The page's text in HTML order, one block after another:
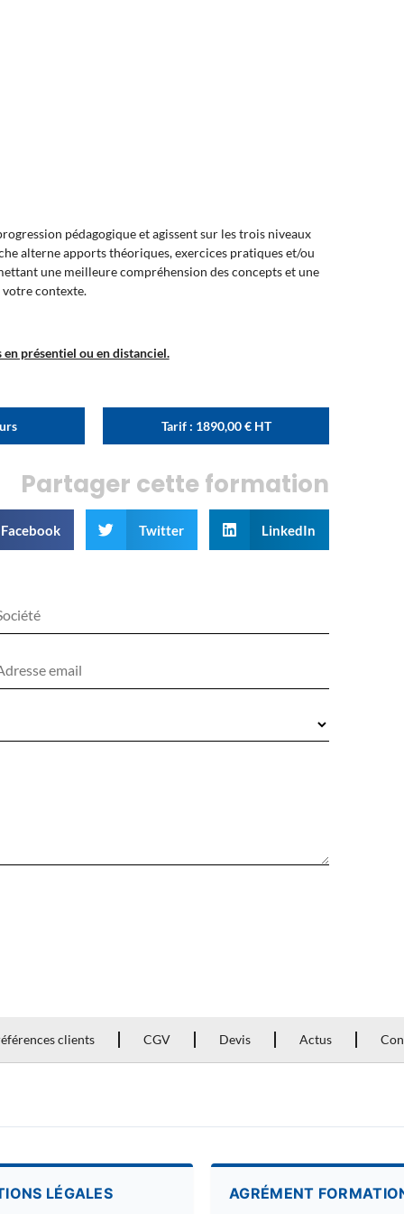
pédagogique et agissent sur les trois niveaux
alterne apports théoriques, exercices pratiques et/ou
une meilleure compréhension des concepts et une
votre contexte.
présentiel ou en distanciel.
Tarif : 1890,00€HT
Partager cette formation
Facebook Twitter LinkedIn
clients CGV Devis Actus
LÉGALES AGRÉMENT